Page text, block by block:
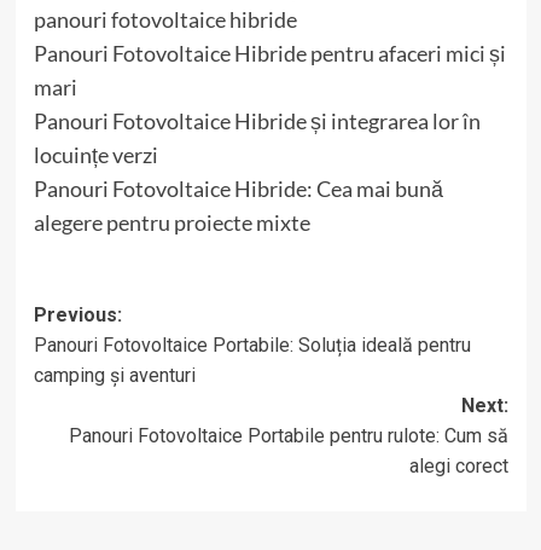
panouri fotovoltaice hibride
Panouri Fotovoltaice Hibride pentru afaceri mici și
mari
Panouri Fotovoltaice Hibride și integrarea lor în
locuințe verzi
Panouri Fotovoltaice Hibride: Cea mai bună
alegere pentru proiecte mixte
Post
navigation
Previous:
Panouri Fotovoltaice Portabile: Soluția ideală pentru
camping și aventuri
Next:
Panouri Fotovoltaice Portabile pentru rulote: Cum să
alegi corect